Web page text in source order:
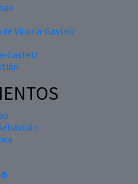
de Vitoria-Gasteiz
Gasteiz